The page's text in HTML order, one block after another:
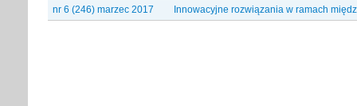
nr 6 (246) marzec 2017
Innowacyjne rozwiązania w ramach